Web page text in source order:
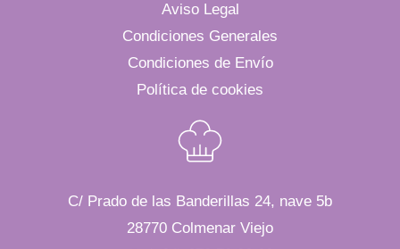
Aviso Legal
Condiciones Generales
Condiciones de Envío
Política de cookies
C/ Prado de las Banderillas 24, nave 5b
28770 Colmenar Viejo